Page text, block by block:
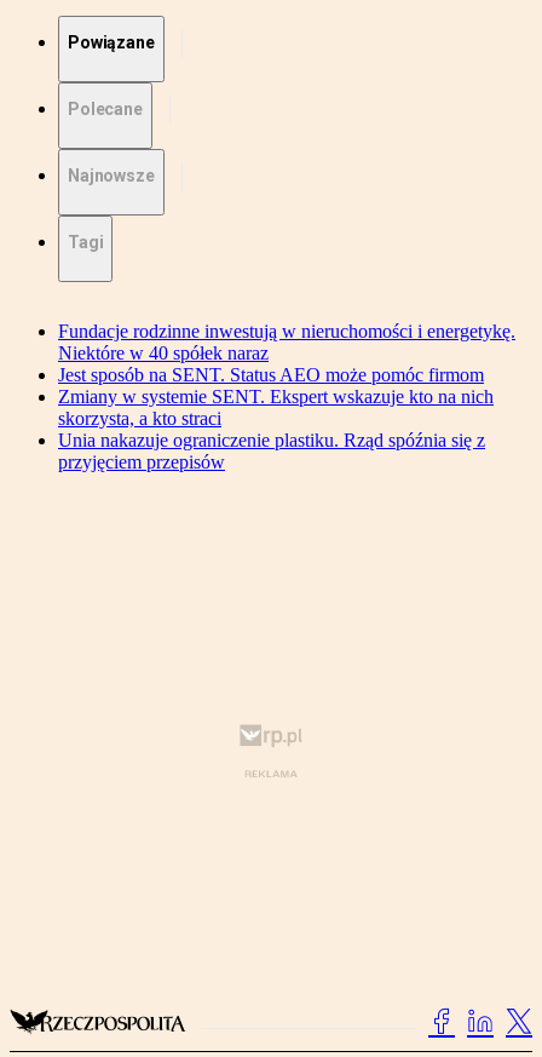
Powiązane
Polecane
Najnowsze
Tagi
Fundacje rodzinne inwestują w nieruchomości i energetykę.
Niektóre w 40 spółek naraz
Jest sposób na SENT. Status AEO może pomóc firmom
Zmiany w systemie SENT. Ekspert wskazuje kto na nich
skorzysta, a kto straci
Unia nakazuje ograniczenie plastiku. Rząd spóźnia się z
przyjęciem przepisów